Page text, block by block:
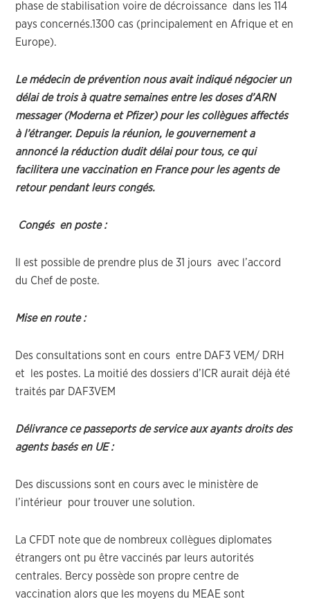
phase de stabilisation voire de décroissance dans les 114
pays concernés.1300 cas (principalement en Afrique et en
Europe).
Le médecin de prévention nous avait indiqué négocier un
délai de trois à quatre semaines entre les doses d’ARN
messager (Moderna et Pfizer) pour les collègues affectés
à l’étranger. Depuis la réunion, le gouvernement a
annoncé la réduction dudit délai pour tous, ce qui
facilitera une vaccination en France pour les agents de
retour pendant leurs congés.
Congés en poste :
Il est possible de prendre plus de 31 jours avec l’accord
du Chef de poste.
Mise en route :
Des consultations sont en cours entre DAF3 VEM/ DRH
et les postes. La moitié des dossiers d’ICR aurait déjà été
traités par DAF3VEM
Délivrance ce passeports de service aux ayants droits des
agents basés en UE :
Des discussions sont en cours avec le ministère de
l’intérieur pour trouver une solution.
La CFDT note que de nombreux collègues diplomates
étrangers ont pu être vaccinés par leurs autorités
centrales. Bercy possède son propre centre de
vaccination alors que les moyens du MEAE sont